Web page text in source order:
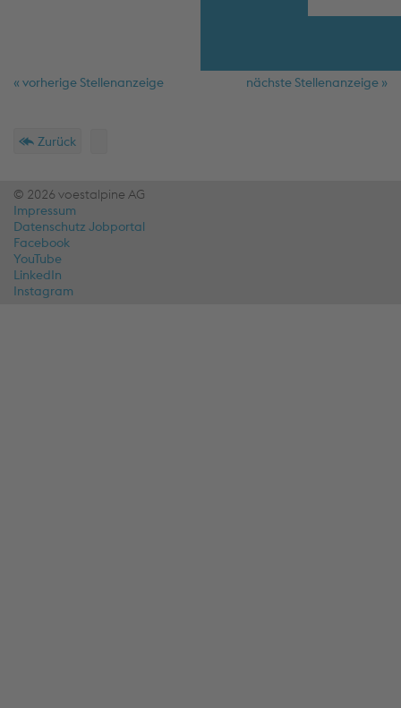
« vorherige Stellenanzeige nächste Stellenanzeige »
Fußzeile
Zurück
© 2026 voestalpine AG
Impressum
Datenschutz Jobportal
Facebook
YouTube
LinkedIn
Instagram